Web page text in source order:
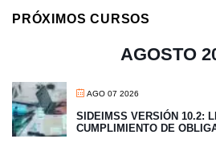
PRÓXIMOS CURSOS
AGOSTO
AGO 07 2026
SIDEIMSS VERSIÓN 10.2:
CUMPLIMIENTO DE